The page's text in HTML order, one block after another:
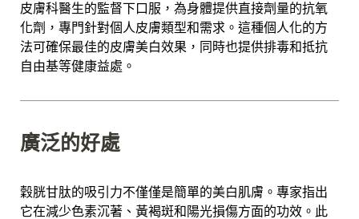
皮膚科醫生的監督下口服，為身體提供直接劑量的抗氧
化劑，專門針對個人皮膚類型和需求。這種個人化的方
法可確保最佳的皮膚美白效果，同時也提供排毒和抵抗
自由基等健康益處。
廣泛的好處
穀胱甘肽的吸引力不僅僅是簡單的美白肌膚。專家指出
它在減少色素沉著、黃褐斑和陽光損傷方面的功效。此